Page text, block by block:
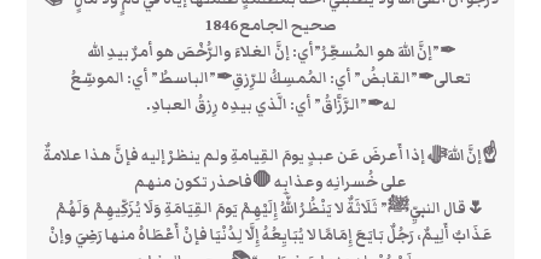
صحيح الجامع1846
✒”إنَّ اللهَ هو المُسعِّرُ”أي: إنَّ الغلاءَ والرُّخْصَ هو أمرٌ بيدِ الله
تعالى✒”القابضُ” أي: المُمسِكُ للرِّزقِ✒”الباسطُ” أي: الموسِّعُ
له✒”الرَّزَّاقُ” أي: الَّذي بيدِه رِزقُ العبادِ.
☝إنَّ اللهَﷻ إذا أَعرضَ عَن عبدٍ يومَ القِيامةِ ولم ينظرْ إليه فإنَّ هذا علامةٌ
على خُسرانِه وعذابِه 🛑فاحذر تكون منهم
🌷قال النبيِّﷺ” ثَلَاثَةٌ لا يَنْظُرُ اللَّهُ إِلَيْهِمْ يَومَ القِيَامَةِ وَلَا يُزَكِّيهِمْ وَلَهُمْ
عَذَابٌ أَلِيمٌ، رَجُلٌ بَايَعَ إِمَامًا لا يُبَايِعُهُ إِلَّا لِدُنْيَا فإنْ أَعْطَاهُ منها رَضِيَ وإنْ